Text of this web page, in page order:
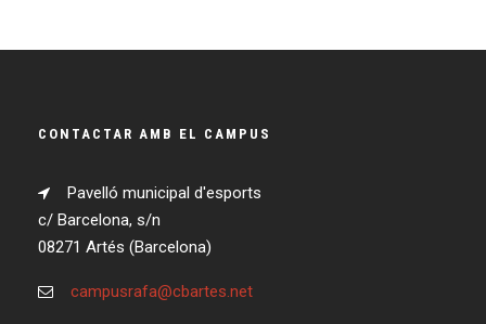
CONTACTAR AMB EL CAMPUS
Pavelló municipal d'esports
c/ Barcelona, s/n
08271 Artés (Barcelona)
campusrafa@cbartes.net